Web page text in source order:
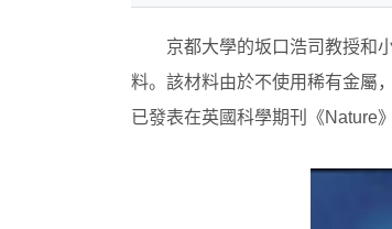
京都大學的坂口浩司教授和
料。該材料由於不使用稀有金屬
已發表在英國科學期刊《Nature》